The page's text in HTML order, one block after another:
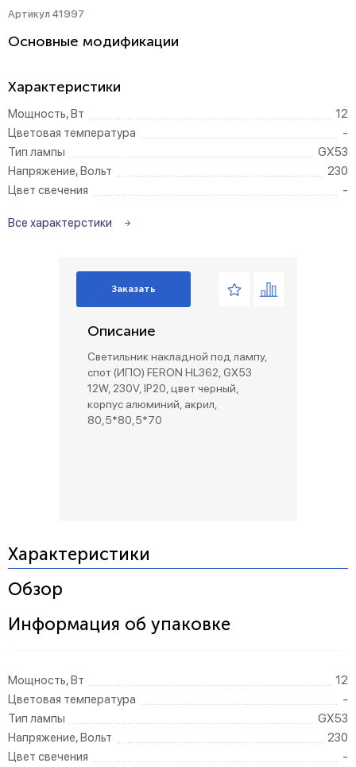
Артикул 41997
Основные модификации
Характеристики
Мощность, Вт
12
Цветовая температура
-
Тип лампы
GX53
Напряжение, Вольт
230
Цвет свечения
-
Все характерстики
Заказать
Описание
Светильник накладной под лампу,
спот (ИПО) FERON HL362, GX53
12W, 230V, IP20, цвет черный,
корпус алюминий, акрил,
80,5*80,5*70
Характеристики
Обзор
Информация об упаковке
Мощность, Вт
12
Цветовая температура
-
Тип лампы
GX53
Напряжение, Вольт
230
Цвет свечения
-